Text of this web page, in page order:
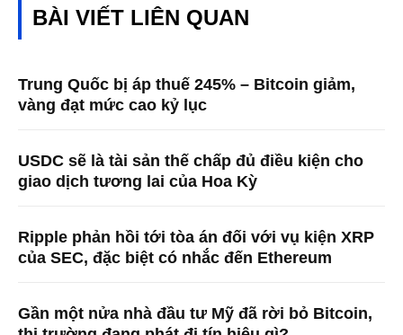
BÀI VIẾT LIÊN QUAN
Trung Quốc bị áp thuế 245% – Bitcoin giảm,
vàng đạt mức cao kỷ lục
USDC sẽ là tài sản thế chấp đủ điều kiện cho
giao dịch tương lai của Hoa Kỳ
Ripple phản hồi tới tòa án đối với vụ kiện XRP
của SEC, đặc biệt có nhắc đến Ethereum
Gần một nửa nhà đầu tư Mỹ đã rời bỏ Bitcoin,